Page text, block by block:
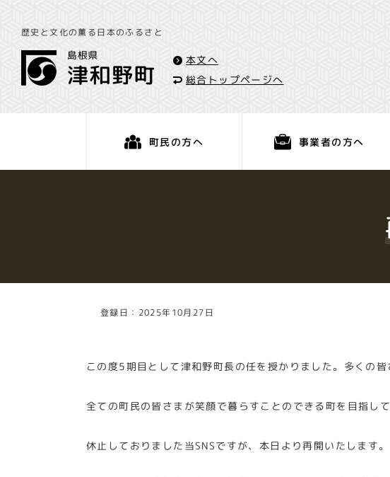
歴史と文化の薫る日本のふるさと
本文へ
総合トップページへ
町民の方へ 事業者の方へ
登録日：2025年10月27日
この度5期目として津和野町長の任を授かりました。多くの
全ての町民の皆さまが笑顔で暮らすことのできる町を目指し
休止しておりました当SNSですが、本日より再開いたします。